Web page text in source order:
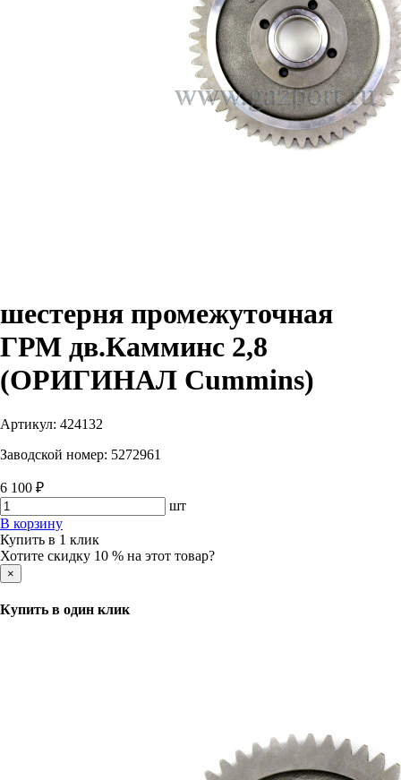
шестерня промежуточная
ГРМ дв.Камминс 2,8
(ОРИГИНАЛ Cummins)
Артикул: 424132
Заводской номер: 5272961
6 100 ₽
шт
В корзину
Купить в 1 клик
Хотите скидку 10 % на этот товар?
×
Купить в один клик